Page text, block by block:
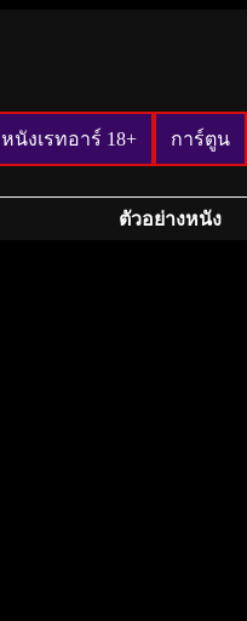
หนังเรทอาร์ 18+ การ์ตูน
ตัวอย่างหนัง